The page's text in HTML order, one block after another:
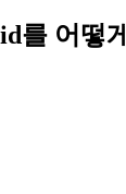
를 어떻